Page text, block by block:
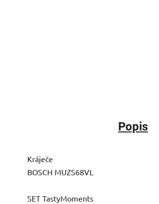
Popis
Kráječe
BOSCH MUZS68VL
SET TastyMoments